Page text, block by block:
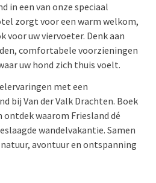
in een van onze speciaal
zorgt voor een warm welkom,
voor uw viervoeter. Denk aan
comfortabele voorzieningen
uw hond zich thuis voelt.
met een
bij Van der Valk Drachten. Boek
ontdek waarom Friesland dé
wandelvakantie. Samen
avontuur en ontspanning